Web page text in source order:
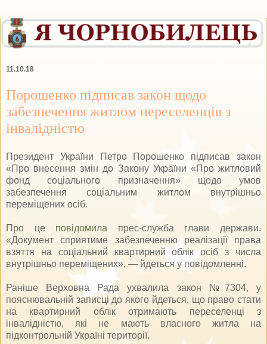
11.10.18
Порошенко підписав закон щодо
забезпечення житлом переселенців з
інвалідністю
Президент України Петро Порошенко підписав закон
«Про внесення змін до Закону України «Про житловий
фонд соціального призначення» щодо умов
забезпечення соціальним житлом внутрішньо
переміщених осіб.
Про це повідомила прес-служба глави держави.
«Документ сприятиме забезпеченню реалізації права
взяття на соціальний квартирний облік осіб з числа
внутрішньо переміщених», — йдеться у повідомленні.
Раніше Верховна Рада ухвалила закон №7304, у
пояснювальній записці до якого йдеться, що право стати
на квартирний облік отримають переселенці з
інвалідністю, які не мають власного житла на
підконтрольній Україні території.